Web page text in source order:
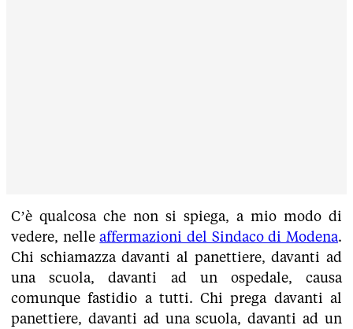
C’è qualcosa che non si spiega, a mio modo di
vedere, nelleaffermazioni del Sindaco di Modena.
Chi schiamazza davanti al panettiere, davanti ad
una scuola, davanti ad un ospedale, causa
comunque fastidio a tutti. Chi prega davanti al
panettiere, davanti ad una scuola, davanti ad un